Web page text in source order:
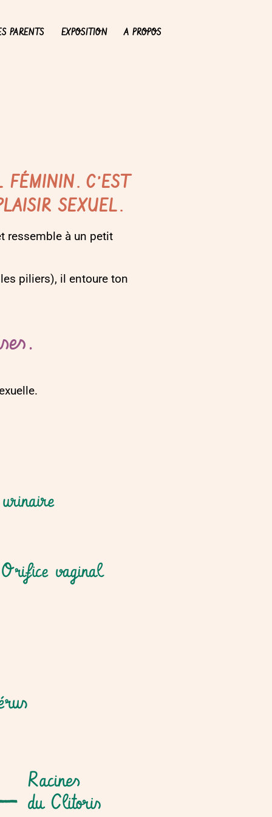
PARENTS EXPOSITION A PROPOS
FÉMININ. C’EST
SEXUEL.
ressemble à un petit
piliers), il entoure ton